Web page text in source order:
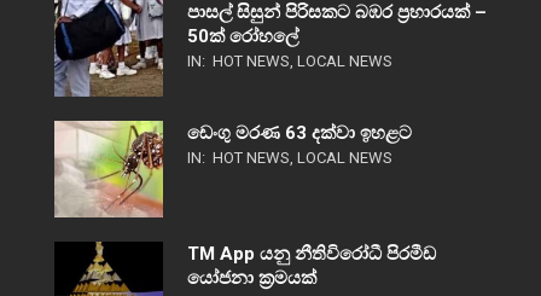
පාසල් සිසුන් පිරිසකට බඹර ප්‍රහාරයක් –
50ක් රෝහලේ
IN: HOT NEWS, LOCAL NEWS
ඩෙංගු මරණ 63 දක්වා ඉහළට
IN: HOT NEWS, LOCAL NEWS
TM App යනු නීතිවිරෝධී පිරමීඩ
යෝජනා ක්‍රමයක්